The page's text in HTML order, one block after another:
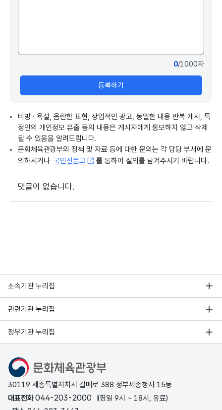
0/1000자
등록하기
비방 · 욕설, 음란한 표현, 상업적인 광고, 동일한 내용 반복 게시, 특
정인의 개인정보 유출 등의 내용은 게시자에게 통보하지 않고 삭제
될 수 있음을 알려드립니다.
문화체육관광부의 정책 및 자료 등에 대한 문의는 각 담당 부서에 문
의하시거나 국민신문고 를 통하여 질의를 남겨주시기 바랍니다.
댓글이 없습니다.
소속기관 누리집
관련기관 누리집
정부기관 누리집
문화체육관광부
30119 세종특별자치시 갈매로 388 정부세종청사 15동
대표전화044-203-2000
(평일 9시 ~ 18시, 유료)